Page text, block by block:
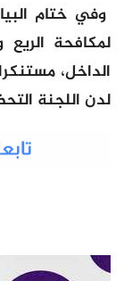
وفي ختام
لمكافحة الريع
الداخل،
لدن اللجنة